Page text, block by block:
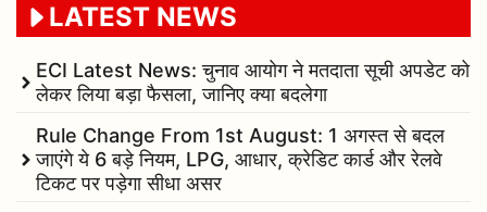
LATEST NEWS
ECI Latest News: चुनाव आयोग ने मतदाता सूची अपडेट को
लेकर लिया बड़ा फैसला, जानिए क्या बदलेगा
Rule Change From 1st August: 1 अगस्त से बदल
जाएंगे ये 6 बड़े नियम, LPG, आधार, क्रेडिट कार्ड और रेलवे
टिकट पर पड़ेगा सीधा असर